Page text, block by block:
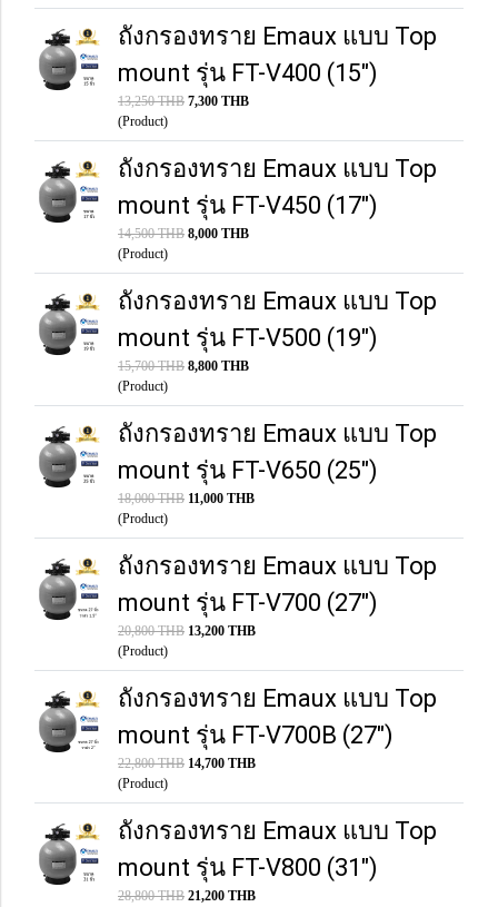
ถังกรองทราย Emaux แบบ Top
mount รุ่น FT-V400 (15")
13,250 THB 7,300 THB
(Product)
ถังกรองทราย Emaux แบบ Top
mount รุ่น FT-V450 (17")
14,500 THB 8,000 THB
(Product)
ถังกรองทราย Emaux แบบ Top
mount รุ่น FT-V500 (19")
15,700 THB 8,800 THB
(Product)
ถังกรองทราย Emaux แบบ Top
mount รุ่น FT-V650 (25")
18,000 THB 11,000 THB
(Product)
ถังกรองทราย Emaux แบบ Top
mount รุ่น FT-V700 (27")
20,800 THB 13,200 THB
(Product)
ถังกรองทราย Emaux แบบ Top
mount รุ่น FT-V700B (27")
22,800 THB 14,700 THB
(Product)
ถังกรองทราย Emaux แบบ Top
mount รุ่น FT-V800 (31")
28,800 THB 21,200 THB